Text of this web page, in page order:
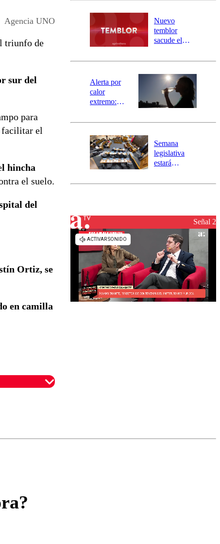
Agencia UNO
triunfo de
sur del
para
facilitar el
l hincha
el suelo.
del
Ortiz, se
en camilla
río Damas:
activa
mensajería
SAE
Nuevo
temblor
sacude el
revisa la
epicentro
Alerta por
calor
extremo:
activa Alerta
Preventiva en
tres comunas
Semana
legislativa
estará
el fin de la
reconstrucciónSeñal 2